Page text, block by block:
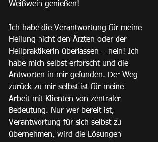
Weißwein genießen!
Ich habe die Verantwortung für meine
Heilung nicht den Ärzten oder der
Heilpraktikerin überlassen – nein! Ich
habe mich selbst erforscht und die
Antworten in mir gefunden. Der Weg
zurück zu mir selbst ist für meine
Arbeit mit Klienten von zentraler
Bedeutung. Nur wer bereit ist,
Verantwortung für sich selbst zu
übernehmen, wird die Lösungen